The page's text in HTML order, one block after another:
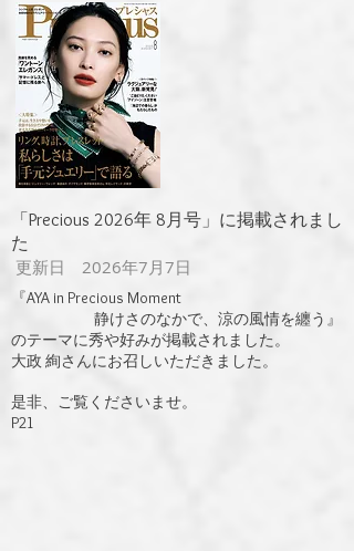
​「Precious 2026年 8月号」に掲載されまし
た
更新日 2026年7月7日
『AYA in Precious Moment
静けさのなかで、涼の風情を纏う』
のテーマに秀や好みが掲載されました。
大政 絢さんにお召しいただきました。
是非、ご覧くださいませ。
​P21